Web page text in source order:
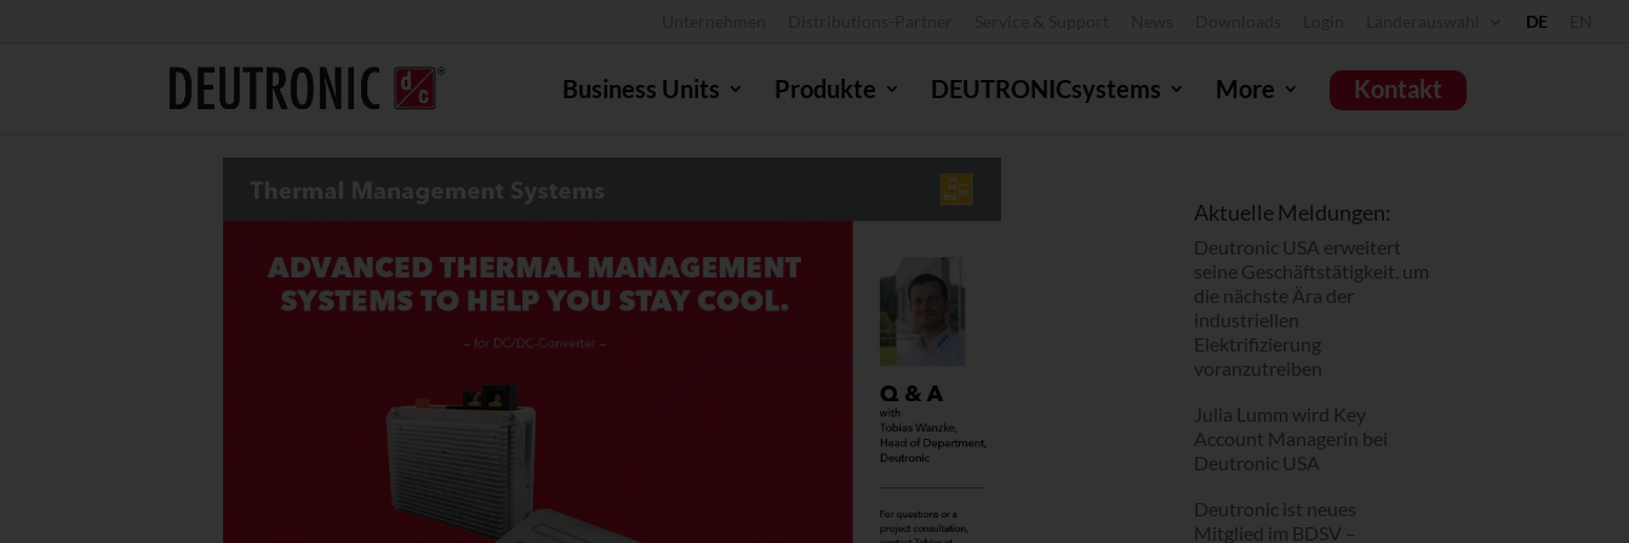
DE
Business Units Produkte DEUTRONICsystems More Kontakt
Aktuelle Meldungen:
Deutronic USA erweitert
seine Geschäftstätigkeit, um
die nächste Ära der
industriellen
Elektrifizierung
voranzutreiben
Julia Lumm wird Key
Account Managerin bei
Deutronic USA
Deutronic ist neues
Mitglied im BDSV –
Deutronic USA erweitert
seine Geschäftstätigkeit, um
die nächste Ära der
industriellen
Elektrifizierung
voranzutreiben
Julia Lumm wird Key
Deutronic USA
Deutronic ist neues
Verantwortung trifft
Technologie